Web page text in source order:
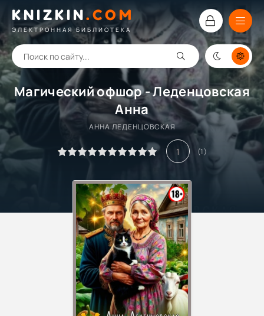
KNIZKIN.COM
ЭЛЕКТРОННАЯ БИБЛИОТЕКА
Магический офшор - Леденцовская
Анна
АННА ЛЕДЕНЦОВСКАЯ
1 (1)